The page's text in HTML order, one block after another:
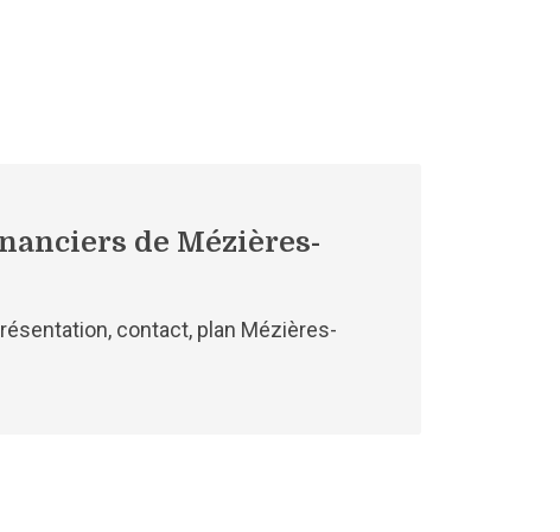
de Mézières-
contact, plan Mézières-